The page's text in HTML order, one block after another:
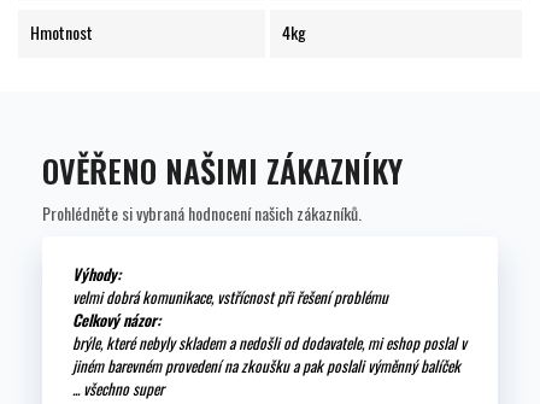
Hmotnost 4kg
OVĚŘENO NAŠIMI ZÁKAZNÍKY
Prohlédněte si vybraná hodnocení našich zákazníků.
Výhody:
velmi dobrá komunikace, vstřícnost při řešení problému
Celkový názor:
brýle, které nebyly skladem a nedošli od dodavatele, mi eshop poslal v
jiném barevném provedení na zkoušku a pak poslali výměnný balíček
... všechno super